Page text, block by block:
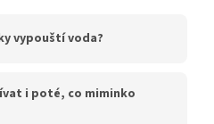
vypouští voda?
i poté, co miminko